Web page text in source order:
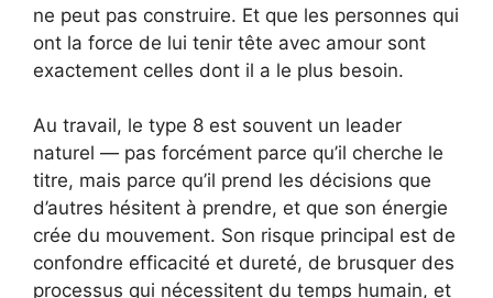
ne peut pas construire. Et que les personnes qui
ont la force de lui tenir tête avec amour sont
exactement celles dont il a le plus besoin.
Au travail, le type 8 est souvent un leader
naturel — pas forcément parce qu’il cherche le
titre, mais parce qu’il prend les décisions que
d’autres hésitent à prendre, et que son énergie
crée du mouvement. Son risque principal est de
confondre efficacité et dureté, de brusquer des
processus qui nécessitent du temps humain, et